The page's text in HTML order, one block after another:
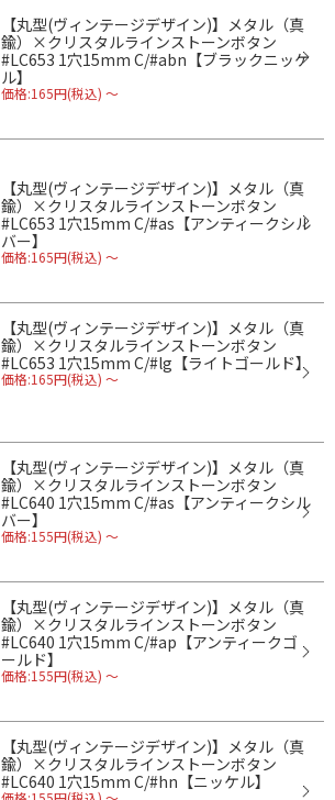
【丸型(ヴィンテージデザイン)】メタル（真
鍮）×クリスタルラインストーンボタン
#LC653 1穴15mm C/#abn【ブラックニッケ
ル】
価格:165円(税込) ～
【丸型(ヴィンテージデザイン)】メタル（真
鍮）×クリスタルラインストーンボタン
#LC653 1穴15mm C/#as【アンティークシル
バー】
価格:165円(税込) ～
【丸型(ヴィンテージデザイン)】メタル（真
鍮）×クリスタルラインストーンボタン
#LC653 1穴15mm C/#lg【ライトゴールド】
価格:165円(税込) ～
【丸型(ヴィンテージデザイン)】メタル（真
鍮）×クリスタルラインストーンボタン
#LC640 1穴15mm C/#as【アンティークシル
バー】
価格:155円(税込) ～
【丸型(ヴィンテージデザイン)】メタル（真
鍮）×クリスタルラインストーンボタン
#LC640 1穴15mm C/#ap【アンティークゴ
ールド】
価格:155円(税込) ～
【丸型(ヴィンテージデザイン)】メタル（真
鍮）×クリスタルラインストーンボタン
#LC640 1穴15mm C/#hn【ニッケル】